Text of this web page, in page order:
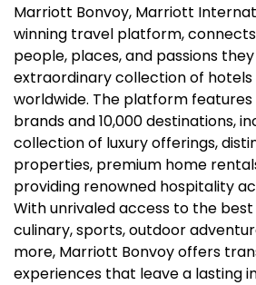
Marriott Bonvoy, Marriott
winning travel platform,
people, places, and passions
extraordinary collection of
worldwide. The platform
brands and 10,000 destinations,
collection of luxury offerings,
properties, premium home
providing renowned hospitality
With unrivaled access to the
culinary, sports, outdoor
more, Marriott Bonvoy offers
experiences that leave a lasting